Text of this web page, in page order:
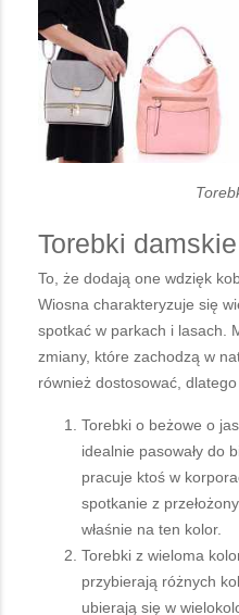
Torebki damskie
To, że dodają one wdzięk
Wiosna charakteryzuje się
spotkać w parkach i lasach.
zmiany, które zachodzą w
również dostosować,
Torebki o beżowe o
idealnie pasowały do
pracuje ktoś w
spotkanie z
właśnie na ten kolor.
Torebki z wieloma
przybierają różnych
ubierają się w